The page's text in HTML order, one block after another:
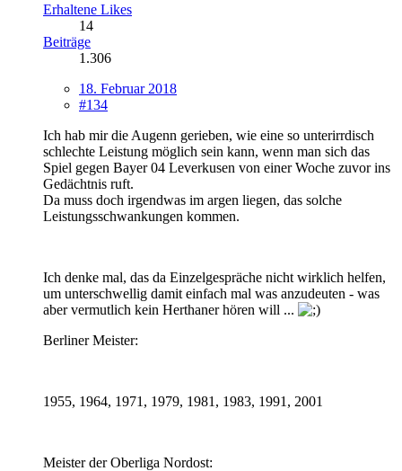
Erhaltene Likes
14
Beiträge
1.306
18. Februar 2018
#134
Ich hab mir die Augenn gerieben, wie eine so unterirrdisch
schlechte Leistung möglich sein kann, wenn man sich das
Spiel gegen Bayer 04 Leverkusen von einer Woche zuvor ins
Gedächtnis ruft.
Da muss doch irgendwas im argen liegen, das solche
Leistungsschwankungen kommen.
Ich denke mal, das da Einzelgespräche nicht wirklich helfen,
um unterschwellig damit einfach mal was anzudeuten - was
aber vermutlich kein Herthaner hören will ...
Berliner Meister:
1955, 1964, 1971, 1979, 1981, 1983, 1991, 2001
Meister der Oberliga Nordost: